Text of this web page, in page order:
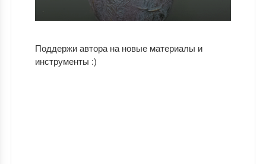
Поддержи автора на новые материалы и
инструменты :)